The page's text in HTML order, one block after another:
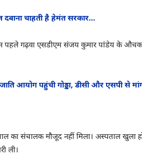
चाहती है हेमंत सरकार…
पहले गढ़वा एसडीएम संजय कुमार पांडेय के
आयोग पहुंची गोड्डा, डीसी और एसपी से
का संचालक मौजूद नहीं मिला। अस्पताल खुला
ली।